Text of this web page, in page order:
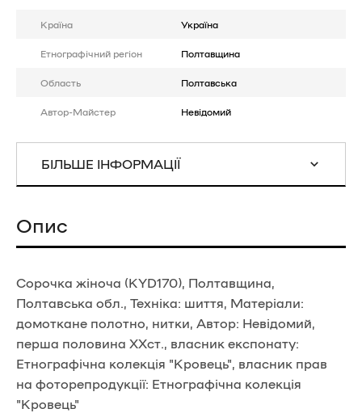
Країна Україна
Етнографічний регіон Полтавщина
Область Полтавська
Автор-Майстер Невідомий
БІЛЬШЕ ІНФОРМАЦІЇ
Опис
Сорочка жіноча (KYD170), Полтавщина,
Полтавська обл., Техніка: шиття, Матеріали:
домоткане полотно, нитки, Автор: Невідомий,
перша половина ХХст., власник експонату:
Етнографічна колекція "Кровець", власник прав
на фоторепродукції: Етнографічна колекція
"Кровець"